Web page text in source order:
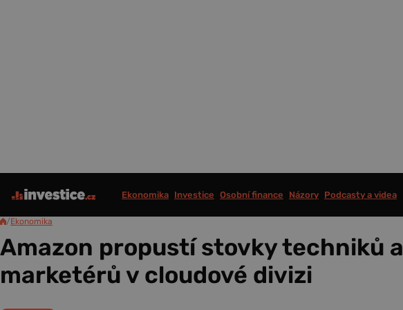
Ekonomika Investice Osobní finance Názory Podcasty a videa
/Ekonomika
Amazon propustí stovky techniků a
marketérů v cloudové divizi